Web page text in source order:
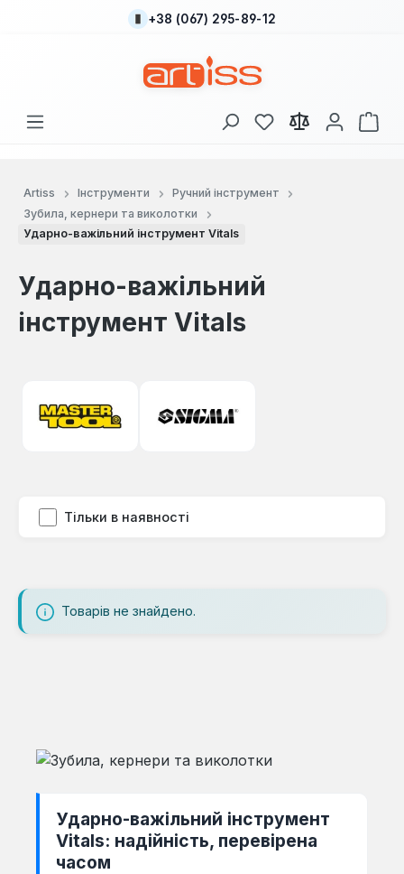
Перейти до основного вмісту
+38 (067) 295-89-12
У вас є 0 у списку
Artiss Інструменти
Ручний інструмент
Зубила, кернери та виколотки
Ударно-важільний інструмент Vitals
Ударно-важільний
інструмент Vitals
Тільки в наявності
Товарів не знайдено.
Ударно-важільний інструмент
Vitals: надійність, перевірена
часом